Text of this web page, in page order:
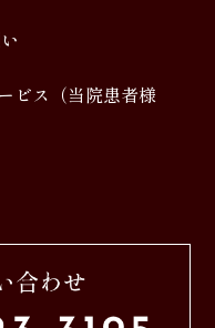
ビス（当院患者様